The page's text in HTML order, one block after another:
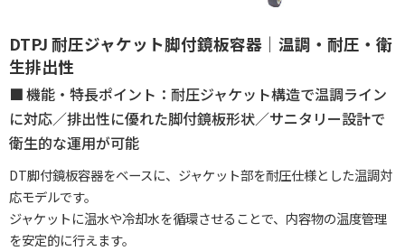
DTPJ 耐圧ジャケット脚付鏡板容器｜温調・耐圧・衛
生排出性
機能・特長ポイント：耐圧ジャケット構造で温調ライン
に対応／排出性に優れた脚付鏡板形状／サニタリー設計で
衛生的な運用が可能
DT脚付鏡板容器をベースに、ジャケット部を耐圧仕様とした温調対
応モデルです。
ジャケットに温水や冷却水を循環させることで、内容物の温度管理
を安定的に行えます。